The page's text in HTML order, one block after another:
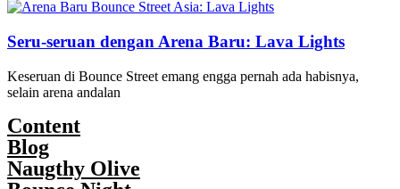
Seru-seruan dengan Arena Baru: Lava Lights
Keseruan di Bounce Street emang engga pernah ada habisnya,
selain arena andalan
Content
Blog
Naugthy Olive